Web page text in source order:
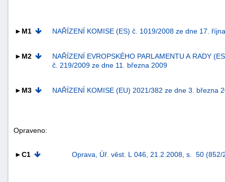
►M1 NAŘÍZENÍ KOMISE (ES) č. 1019/2008 ze dne 17.
►M2
NAŘÍZENÍ EVROPSKÉHO PARLAMENTU A RADY
č. 219/2009 ze dne 11. března 2009
►M3 NAŘÍZENÍ KOMISE (EU) 2021/382 ze dne 3. března
Opraveno:
►C1 Oprava, Úř. věst. L 046, 21.2.2008, s. 50 (852/
škody